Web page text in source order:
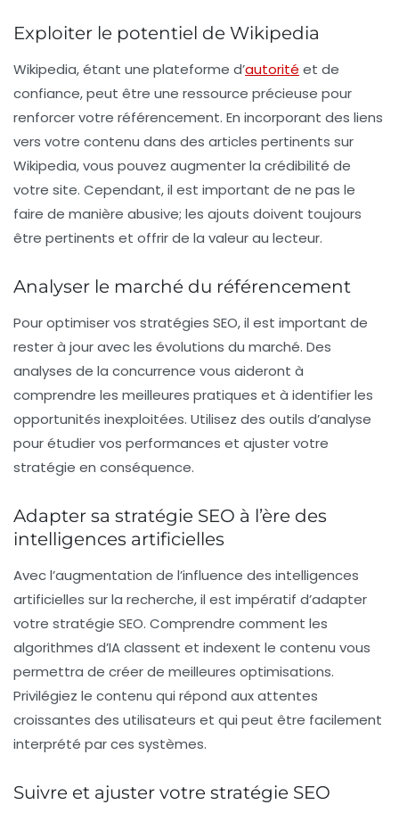
Exploiter le potentiel de Wikipedia
Wikipedia, étant une plateforme d’autorité et de
confiance, peut être une ressource précieuse pour
renforcer votre référencement. En incorporant des liens
vers votre contenu dans des articles pertinents sur
Wikipedia, vous pouvez augmenter la crédibilité de
votre site. Cependant, il est important de ne pas le
faire de manière abusive; les ajouts doivent toujours
être pertinents et offrir de la valeur au lecteur.
Analyser le marché du référencement
Pour optimiser vos stratégies SEO, il est important de
rester à jour avec les évolutions du marché. Des
analyses de la concurrence vous aideront à
comprendre les meilleures pratiques et à identifier les
opportunités inexploitées. Utilisez des outils d’analyse
pour étudier vos performances et ajuster votre
stratégie en conséquence.
Adapter sa stratégie SEO à l’ère des
intelligences artificielles
Avec l’augmentation de l’influence des intelligences
artificielles sur la recherche, il est impératif d’adapter
votre stratégie SEO. Comprendre comment les
algorithmes d’IA classent et indexent le contenu vous
permettra de créer de meilleures optimisations.
Privilégiez le contenu qui répond aux attentes
croissantes des utilisateurs et qui peut être facilement
interprété par ces systèmes.
Suivre et ajuster votre stratégie SEO